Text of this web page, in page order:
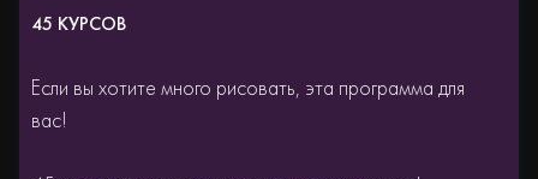
45 КУРСОВ
Если вы хотите много рисовать, эта программа для
вас!